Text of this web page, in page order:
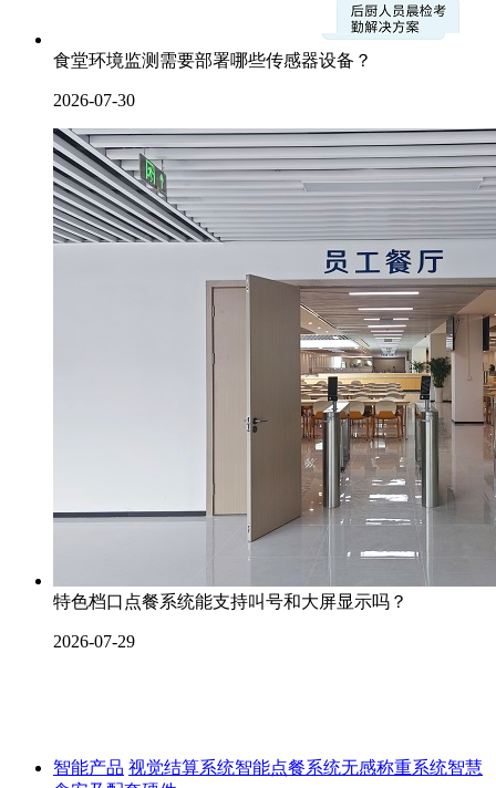
食堂环境监测需要部署哪些传感器设备？
2026-07-30
特色档口点餐系统能支持叫号和大屏显示吗？
2026-07-29
智能产品 视觉结算系统智能点餐系统无感称重系统智慧